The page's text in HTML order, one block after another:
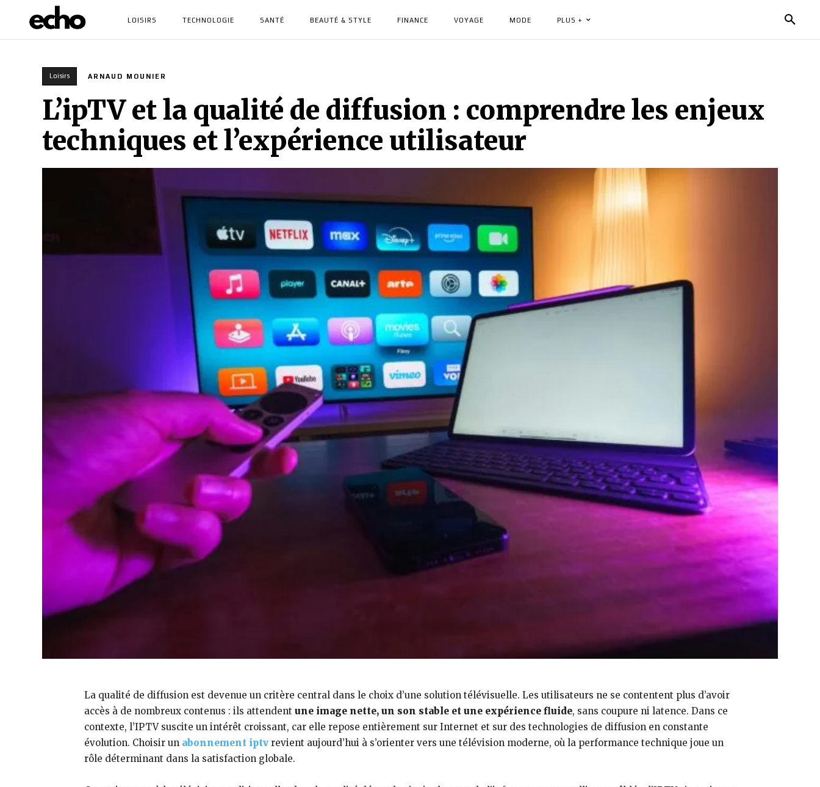
LOISIRS TECHNOLOGIE SANTÉ BEAUTÉ & STYLE FINANCE VOYAGE MODE PLUS +
Loisirs ARNAUD MOUNIER
L’ipTV et la qualité de diffusion : comprendre les enjeux
techniques et l’expérience utilisateur
La qualité de diffusion est devenue un critère central dans le choix d’une solution télévisuelle. Les utilisateurs ne se contentent plus d’avoir
accès à de nombreux contenus : ils attendent une image nette, un son stable et une expérience fluide, sans coupure ni latence. Dans ce
contexte, l’IPTV suscite un intérêt croissant, car elle repose entièrement sur Internet et sur des technologies de diffusion en constante
évolution. Choisir un abonnement iptv revient aujourd’hui à s’orienter vers une télévision moderne, où la performance technique joue un
rôle déterminant dans la satisfaction globale.